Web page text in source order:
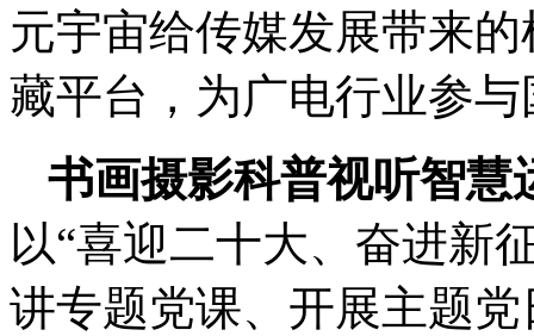
元宇宙给传媒发展带来
藏平台，为广电行业参
书画摄影科普视听智慧
以“喜迎二十大、奋进新
讲专题党课、开展主题